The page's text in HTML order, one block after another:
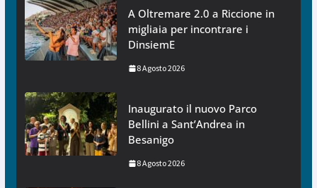
A Oltremare 2.0 a Riccione in
migliaia per incontrare i
DinsiemE
8 Agosto 2026
Inaugurato il nuovo Parco
Bellini a Sant’Andrea in
Besanigo
8 Agosto 2026